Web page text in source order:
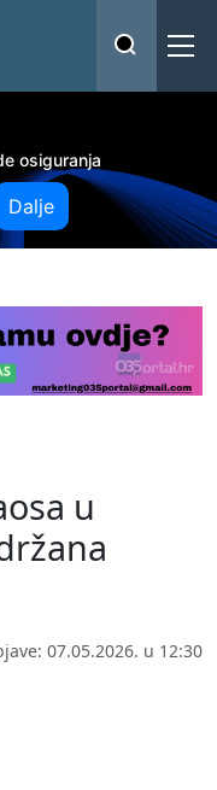
osiguranja
Dalje
u
07.05.2026. u 12:30